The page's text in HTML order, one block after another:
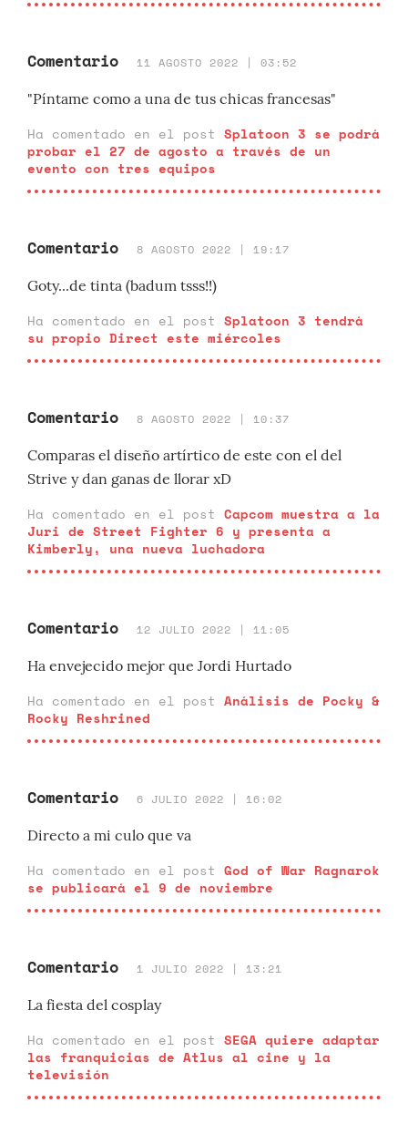
Comentario 11 AGOSTO 2022 | 03:52
"Píntame como a una de tus chicas francesas"
Ha comentado en el post Splatoon 3 se podrá
probar el 27 de agosto a través de un
evento con tres equipos
Comentario 8 AGOSTO 2022 | 19:17
Goty...de tinta (badum tsss!!)
Ha comentado en el post Splatoon 3 tendrá
su propio Direct este miércoles
Comentario 8 AGOSTO 2022 | 10:37
Comparas el diseño artírtico de este con el del
Strive y dan ganas de llorar xD
Ha comentado en el post Capcom muestra a la
Juri de Street Fighter 6 y presenta a
Kimberly, una nueva luchadora
Comentario 12 JULIO 2022 | 11:05
Ha envejecido mejor que Jordi Hurtado
Ha comentado en el post Análisis de Pocky &
Rocky Reshrined
Comentario 6 JULIO 2022 | 16:02
Directo a mi culo que va
Ha comentado en el post God of War Ragnarok
se publicará el 9 de noviembre
Comentario 1 JULIO 2022 | 13:21
La fiesta del cosplay
Ha comentado en el post SEGA quiere adaptar
las franquicias de Atlus al cine y la
televisión